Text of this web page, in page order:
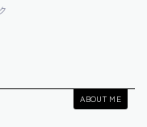
ABOUT ME